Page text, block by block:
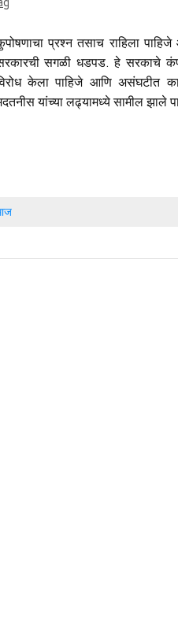
प्रश्न तसाच राहिला
सगळी धडपड. हे सरकाचे
केला पाहिजे आणि असंघटीत
यांच्या लढ्यामध्ये सामील झाले